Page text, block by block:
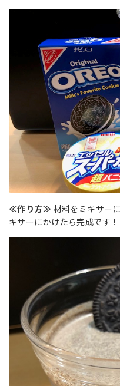
≪作り方≫ 材料をミキサー
キサーにかけたら完成です！